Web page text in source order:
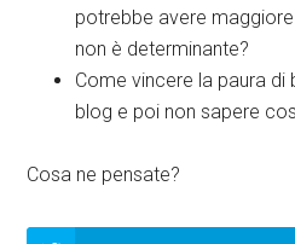
potrebbe avere
non è determinante?
Come vincere la paura di
blog e poi non sapere
Cosa ne pensate?